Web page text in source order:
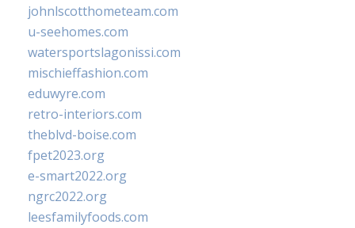
johnlscotthometeam.com
u-seehomes.com
watersportslagonissi.com
mischieffashion.com
eduwyre.com
retro-interiors.com
theblvd-boise.com
fpet2023.org
e-smart2022.org
ngrc2022.org
leesfamilyfoods.com